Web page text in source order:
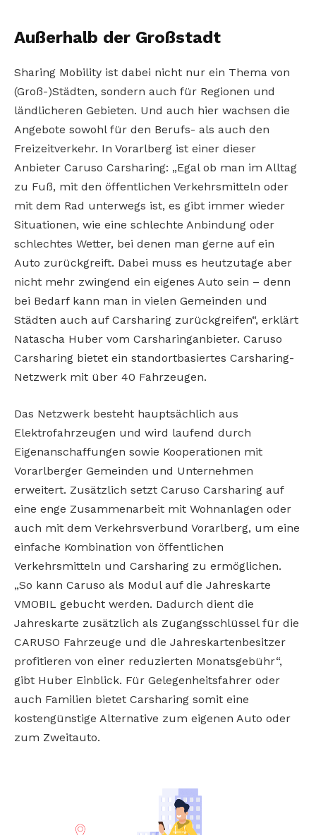
Außerhalb der Großstadt
Sharing Mobility ist dabei nicht nur ein Thema von
(Groß-)Städten, sondern auch für Regionen und
ländlicheren Gebieten. Und auch hier wachsen die
Angebote sowohl für den Berufs- als auch den
Freizeitverkehr. In Vorarlberg ist einer dieser
Anbieter Caruso Carsharing: „Egal ob man im Alltag
zu Fuß, mit den öffentlichen Verkehrsmitteln oder
mit dem Rad unterwegs ist, es gibt immer wieder
Situationen, wie eine schlechte Anbindung oder
schlechtes Wetter, bei denen man gerne auf ein
Auto zurückgreift. Dabei muss es heutzutage aber
nicht mehr zwingend ein eigenes Auto sein – denn
bei Bedarf kann man in vielen Gemeinden und
Städten auch auf Carsharing zurückgreifen“, erklärt
Natascha Huber vom Carsharinganbieter. Caruso
Carsharing bietet ein standortbasiertes Carsharing-
Netzwerk mit über 40 Fahrzeugen.
Das Netzwerk besteht hauptsächlich aus
Elektrofahrzeugen und wird laufend durch
Eigenanschaffungen sowie Kooperationen mit
Vorarlberger Gemeinden und Unternehmen
erweitert. Zusätzlich setzt Caruso Carsharing auf
eine enge Zusammenarbeit mit Wohnanlagen oder
auch mit dem Verkehrsverbund Vorarlberg, um eine
einfache Kombination von öffentlichen
Verkehrsmitteln und Carsharing zu ermöglichen.
„So kann Caruso als Modul auf die Jahreskarte
VMOBIL gebucht werden. Dadurch dient die
Jahreskarte zusätzlich als Zugangsschlüssel für die
CARUSO Fahrzeuge und die Jahreskartenbesitzer
profitieren von einer reduzierten Monatsgebühr“,
gibt Huber Einblick. Für Gelegenheitsfahrer oder
auch Familien bietet Carsharing somit eine
kostengünstige Alternative zum eigenen Auto oder
zum Zweitauto.